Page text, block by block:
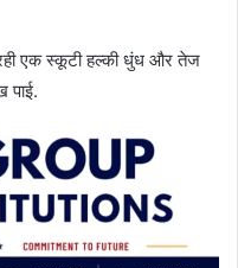
एक स्कूटी हल्की धुंध और तेज
पाई.